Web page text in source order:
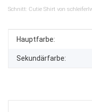
Schnitt: Cutie Shirt von
Produkteigenschaft
Wert
Hauptfarbe:
Sekundärfarbe: